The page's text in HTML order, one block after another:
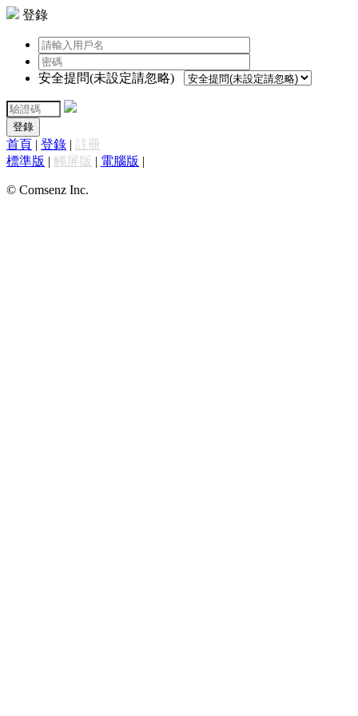
登錄
安全提問(未設定請忽略)
登錄
首頁 | 登錄 | 註冊
標準版 | 觸屏版 | 電腦版 |
© Comsenz Inc.